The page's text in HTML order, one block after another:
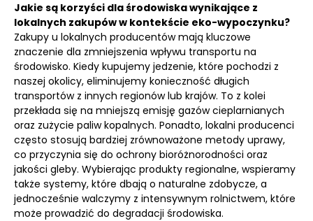
Jakie są korzyści dla środowiska wynikające z
lokalnych zakupów w kontekście eko-wypoczynku?
Zakupy u lokalnych producentów mają kluczowe
znaczenie dla zmniejszenia wpływu transportu na
środowisko. Kiedy kupujemy jedzenie, które pochodzi z
naszej okolicy, eliminujemy konieczność długich
transportów z innych regionów lub krajów. To z kolei
przekłada się na mniejszą emisję gazów cieplarnianych
oraz zużycie paliw kopalnych. Ponadto, lokalni producenci
często stosują bardziej zrównoważone metody uprawy,
co przyczynia się do ochrony bioróżnorodności oraz
jakości gleby. Wybierając produkty regionalne, wspieramy
także systemy, które dbają o naturalne zdobycze, a
jednocześnie walczymy z intensywnym rolnictwem, które
może prowadzić do degradacji środowiska.